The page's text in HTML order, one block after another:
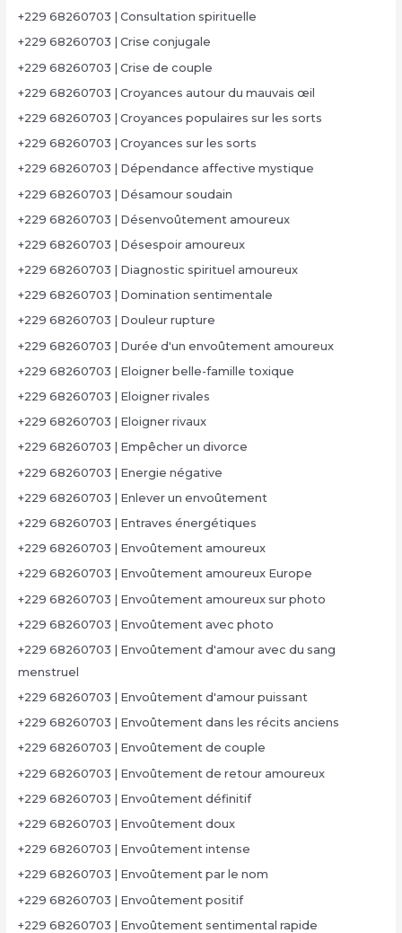
+229 68260703 | Consultation spirituelle
+229 68260703 | Crise conjugale
+229 68260703 | Crise de couple
+229 68260703 | Croyances autour du mauvais œil
+229 68260703 | Croyances populaires sur les sorts
+229 68260703 | Croyances sur les sorts
+229 68260703 | Dépendance affective mystique
+229 68260703 | Désamour soudain
+229 68260703 | Désenvoûtement amoureux
+229 68260703 | Désespoir amoureux
+229 68260703 | Diagnostic spirituel amoureux
+229 68260703 | Domination sentimentale
+229 68260703 | Douleur rupture
+229 68260703 | Durée d'un envoûtement amoureux
+229 68260703 | Eloigner belle-famille toxique
+229 68260703 | Eloigner rivales
+229 68260703 | Eloigner rivaux
+229 68260703 | Empêcher un divorce
+229 68260703 | Energie négative
+229 68260703 | Enlever un envoûtement
+229 68260703 | Entraves énergétiques
+229 68260703 | Envoûtement amoureux
+229 68260703 | Envoûtement amoureux Europe
+229 68260703 | Envoûtement amoureux sur photo
+229 68260703 | Envoûtement avec photo
+229 68260703 | Envoûtement d'amour avec du sang
menstruel
+229 68260703 | Envoûtement d'amour puissant
+229 68260703 | Envoûtement dans les récits anciens
+229 68260703 | Envoûtement de couple
+229 68260703 | Envoûtement de retour amoureux
+229 68260703 | Envoûtement définitif
+229 68260703 | Envoûtement doux
+229 68260703 | Envoûtement intense
+229 68260703 | Envoûtement par le nom
+229 68260703 | Envoûtement positif
+229 68260703 | Envoûtement sentimental rapide